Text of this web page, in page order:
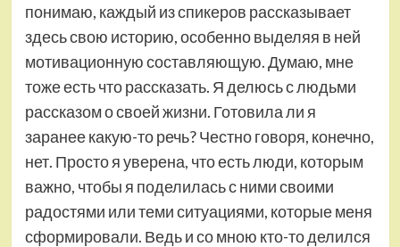
понимаю, каждый из спикеров рассказывает
здесь свою историю, особенно выделяя в ней
мотивационную составляющую. Думаю, мне
тоже есть что рассказать. Я делюсь с людьми
рассказом о своей жизни. Готовила ли я
заранее какую-то речь? Честно говоря, конечно,
нет. Просто я уверена, что есть люди, которым
важно, чтобы я поделилась с ними своими
радостями или теми ситуациями, которые меня
сформировали. Ведь и со мною кто-то делился